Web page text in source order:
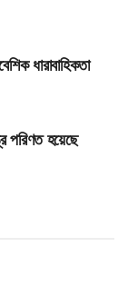
ধারাবাহিকতা
পরিণত হয়েছে